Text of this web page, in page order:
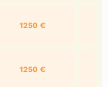
1250 €
1250 €